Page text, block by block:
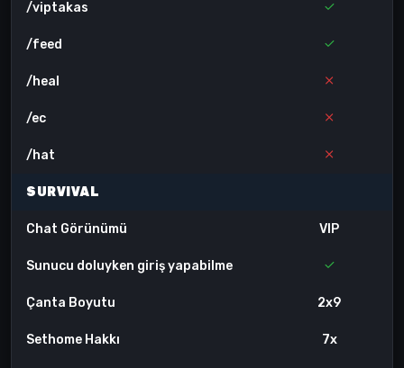
/viptakas
/feed
/heal
/ec
/hat
SURVIVAL
Chat Görünümü VIP
Sunucu doluyken giriş yapabilme
Çanta Boyutu 2x9
Sethome Hakkı 7x